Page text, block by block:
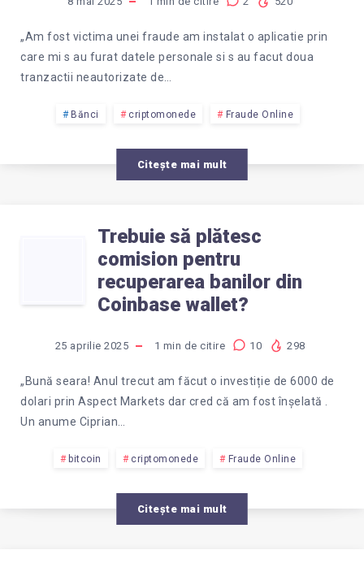
„Am fost victima unei fraude am instalat o aplicatie prin
care mi s au furat datele personale si s au facut doua
tranzactii neautorizate de…
Bănci criptomonede Fraude Online
Citește mai mult
TREBUIE
SĂ
PLĂTESC
COMISION
PENTRU
RECUPERAREA
BANILOR
Trebuie să plătesc
comision pentru
recuperarea banilor din
Coinbase wallet?
25 aprilie 2025 1 min de citire 10 298
„Bună seara! Anul trecut am făcut o investiție de 6000 de
dolari prin Aspect Markets dar cred că am fost înșelată .
Un anume Ciprian…
bitcoin criptomonede Fraude Online
Citește mai mult